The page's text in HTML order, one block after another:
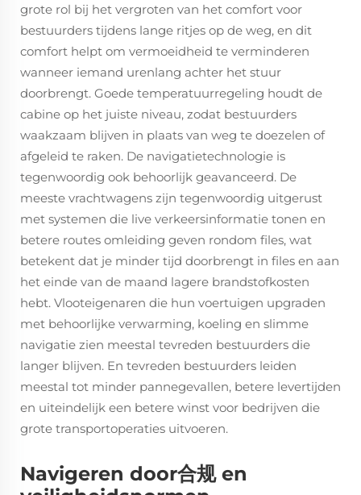
grote rol bij het vergroten van het comfort voor
bestuurders tijdens lange ritjes op de weg, en dit
comfort helpt om vermoeidheid te verminderen
wanneer iemand urenlang achter het stuur
doorbrengt. Goede temperatuurregeling houdt de
cabine op het juiste niveau, zodat bestuurders
waakzaam blijven in plaats van weg te doezelen of
afgeleid te raken. De navigatietechnologie is
tegenwoordig ook behoorlijk geavanceerd. De
meeste vrachtwagens zijn tegenwoordig uitgerust
met systemen die live verkeersinformatie tonen en
betere routes omleiding geven rondom files, wat
betekent dat je minder tijd doorbrengt in files en aan
het einde van de maand lagere brandstofkosten
hebt. Vlooteigenaren die hun voertuigen upgraden
met behoorlijke verwarming, koeling en slimme
navigatie zien meestal tevreden bestuurders die
langer blijven. En tevreden bestuurders leiden
meestal tot minder pannegevallen, betere levertijden
en uiteindelijk een betere winst voor bedrijven die
grote transportoperaties uitvoeren.
Navigeren door合规 en